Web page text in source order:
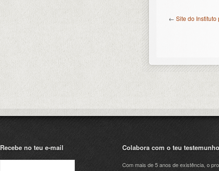
← Site do
Recebe no teu e-mail Colabora com o teu testemunho
Com mais de 5 anos de existência, o